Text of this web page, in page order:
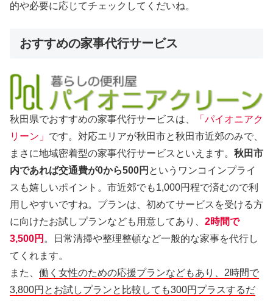
的や必要に応じてチェックしてくだいね。
おすすめの家事代行サービス
秋田県でおすすめの家事代行サービスは、
「パイオニアク
リーン」 です。対応エリアが秋田市と秋田市近郊のみで、
まさに地域密着型の家事代行サービスといえます。 秋田市
内であれば交通費が0から500円 というワンコインプライ
スも嬉しいポイント。市近郊でも1,000円程で済むので利
用しやすいですね。プランは、初めてサービスを受ける方
に向けたお試しプランなども用意してあり、 2時間で
3,500円 。日常清掃や整理整頓など一般的な家事を代行し
てくれます。
また、 働く女性のための応援プランなどもあり、2時間で
3,800円とお試しプランと比較しても300円プラスするだ